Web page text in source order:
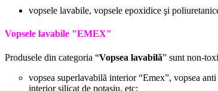
vopsele lavabile, vopsele epoxidice şi
Vopsele lavabile "EMEX"
Produsele din categoria “Vopsea lavabilă” sunt non-
vopsea superlavabilă interior “Emex”, vopsea
interior silicat de potasiu, etc;